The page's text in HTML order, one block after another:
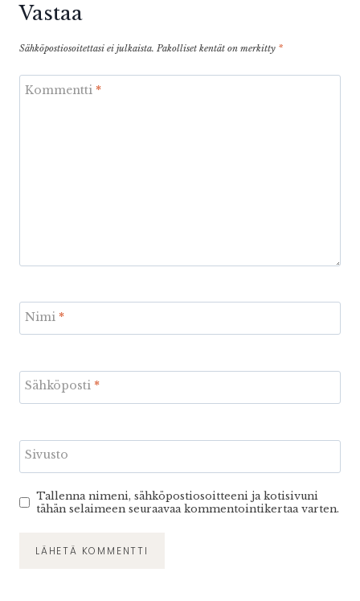
Vastaa
Sähköpostiosoitettasi ei julkaista. Pakolliset kentät on merkitty *
Kommentti *
Nimi *
Sähköposti *
Sivusto
Tallenna nimeni, sähköpostiosoitteeni ja kotisivuni
tähän selaimeen seuraavaa kommentointikertaa varten.